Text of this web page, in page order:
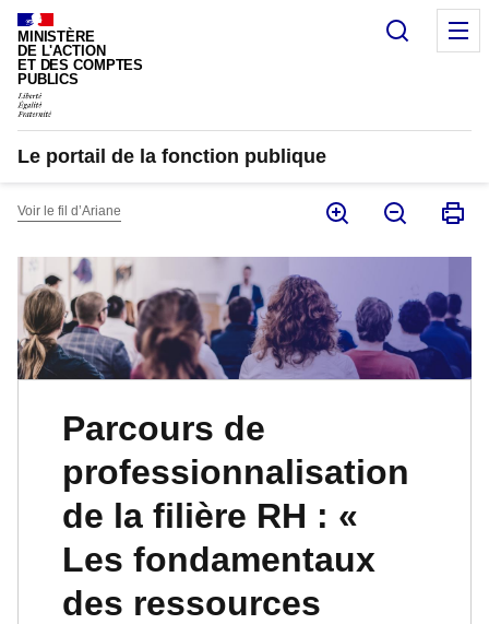
Panneau de gestion des cookies
MINISTÈRE
DE L'ACTION
ET DES COMPTES
PUBLICS
Le portail de la fonction publique
Voir le fil d’Ariane
Parcours de
professionnalisation
de la filière RH : «
Les fondamentaux
des ressources